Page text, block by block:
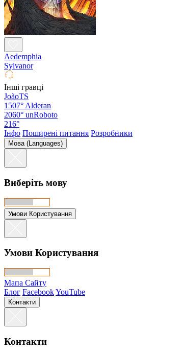
Aedemphia
Sylvanor
Інші гравці
JoãoTS
1507° Alderan
2060° unRoboto
216°
Інфо Поширені питання Розробники
Мова (Languages)
Виберіть мову
Умови Користування
Умови Користування
Мапа Сайту
Блог FacebookYouTube
Контакти
Контакти